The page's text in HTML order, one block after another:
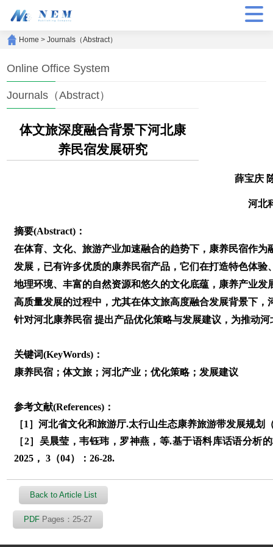
Home >Journals（Abstract）
Online Office System
Journals（Abstract）
体文旅深度融合背景下河北康
养民宿发展研究
薛宝庆
河北
摘要(Abstract)：
在体育、文化、旅游产业加速融合的趋势下，康养民宿作
发展，已有许多优质的康养民宿产品，它们在打造特色体
地理环境、丰富的自然资源和悠久的文化底蕴，康养产业
高质量发展的过程中，尤其在体文旅高度融合发展背景下
针对河北康养民宿 提出产品优化策略与发展建议，为推动
关键词(KeyWords)：
康养民宿；体文旅；河北产业；优化策略；发展建议
参考文献(References)：
［1］河北省文化和旅游厅.太行山生态康养旅游带发展规划
［2］吴晨莹，韦钰玮，罗神燕，等.基于语料库话语分
2025， 3（04）：26-28.
Back to Article List
PDF Pages：25-27